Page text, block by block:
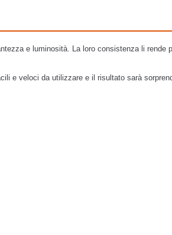
e luminosità. La loro consistenza li rende
e veloci da utilizzare e il risultato sarà